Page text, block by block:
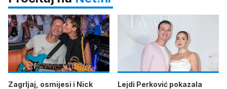
Zagrljaj, osmijesi i Nick
Lejdi Perković pokazala